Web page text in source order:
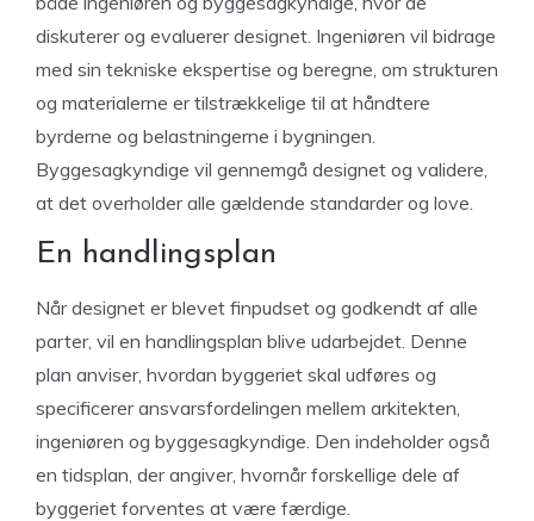
diskuterer og evaluerer designet. Ingeniøren vil bidrage
med sin tekniske ekspertise og beregne, om strukturen
og materialerne er tilstrækkelige til at håndtere
byrderne og belastningerne i bygningen.
Byggesagkyndige vil gennemgå designet og validere,
at det overholder alle gældende standarder og love.
En handlingsplan
Når designet er blevet finpudset og godkendt af alle
parter, vil en handlingsplan blive udarbejdet. Denne
plan anviser, hvordan byggeriet skal udføres og
specificerer ansvarsfordelingen mellem arkitekten,
ingeniøren og byggesagkyndige. Den indeholder også
en tidsplan, der angiver, hvornår forskellige dele af
byggeriet forventes at være færdige.